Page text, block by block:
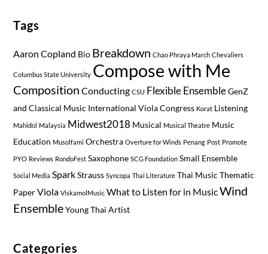
Tags
Aaron Copland Bio Breakdown Chao Phraya March Chevaliers
Columbus State University Compose with Me
Composition Conducting CSU Flexible Ensemble GenZ
and Classical Music International Viola Congress Korat Listening
Mahidol Malaysia Midwest2018 Musical Musical Theatre Music
Education Musolfami Orchestra Overture for Winds Penang Post Promote
PYO Reviews RondoFest Saxophone SCG Foundation Small Ensemble
Social Media Spark Strauss Syncopa Thai Literature Thai Music Thematic
Paper Viola ViskamolMusic What to Listen for in MusicWind
Ensemble Young Thai Artist
Categories